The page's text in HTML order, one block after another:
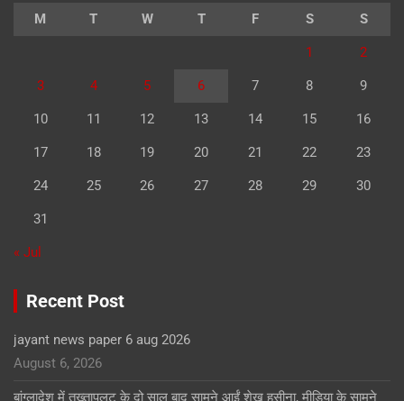
M T W T F S S
1 2
3 4 5 6 7 8 9
10 11 12 13 14 15 16
17 18 19 20 21 22 23
24 25 26 27 28 29 30
31
« Jul
Recent Post
jayant news paper 6 aug 2026
August 6, 2026
बांग्लादेश में तख्तापलट के दो साल बाद सामने आईं शेख हसीना, मीडिया के सामने